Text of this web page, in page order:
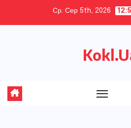
Ср. Сер 5th, 2026